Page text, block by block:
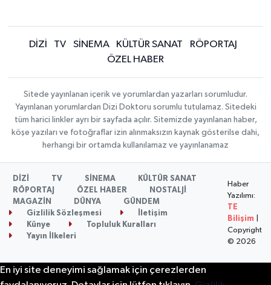
DİZİ TV SİNEMA KÜLTÜR SANAT
RÖPORTAJ
ÖZEL HABER
Sitede yayınlanan içerik ve yorumlardan yazarları sorumludur.
Yayınlanan yorumlardan Dizi Doktoru sorumlu tutulamaz. Sitedeki
tüm harici linkler ayrı bir sayfada açılır. Sitemizde yayınlanan haber,
köşe yazıları ve fotoğraflar izin alınmaksızın kaynak gösterilse dahi,
herhangi bir ortamda kullanılamaz ve yayınlanamaz
DİZİ TV SİNEMA
KÜLTÜR SANAT
RÖPORTAJ
ÖZEL HABER
NOSTALJİ
MAGAZİN
DÜNYA
GÜNDEM
Gizlilik Sözleşmesi
İletişim
Künye
Topluluk Kuralları
Yayın İlkeleri
Haber
Yazılımı:
TE
Bilişim
Copyright
© 2026
En iyi site deneyimi sağlamak için çerezlerden